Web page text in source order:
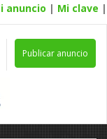
anuncio | Mi clave |
Publicar anuncio